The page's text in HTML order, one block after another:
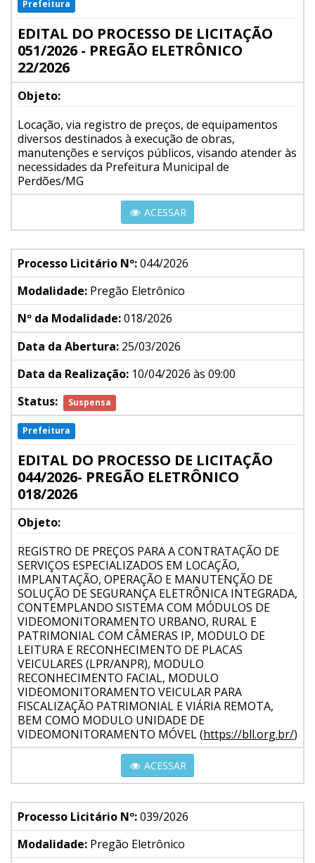
Prefeitura
EDITAL DO PROCESSO DE LICITAÇÃO
051/2026 - PREGÃO ELETRÔNICO
22/2026
Objeto:
Locação, via registro de preços, de equipamentos
diversos destinados à execução de obras,
manutenções e serviços públicos, visando atender às
necessidades da Prefeitura Municipal de
Perdões/MG
ACESSAR
Processo Licitário Nº:044/2026
Modalidade: Pregão Eletrônico
Nº da Modalidade:018/2026
Data da Abertura: 25/03/2026
Data da Realização: 10/04/2026 às 09:00
Status:
Suspensa
Prefeitura
EDITAL DO PROCESSO DE LICITAÇÃO
044/2026- PREGÃO ELETRÔNICO
018/2026
Objeto:
REGISTRO DE PREÇOS PARA A CONTRATAÇÃO DE
SERVIÇOS ESPECIALIZADOS EM LOCAÇÃO,
IMPLANTAÇÃO, OPERAÇÃO E MANUTENÇÃO DE
SOLUÇÃO DE SEGURANÇA ELETRÔNICA INTEGRADA,
CONTEMPLANDO SISTEMA COM MÓDULOS DE
VIDEOMONITORAMENTO URBANO, RURAL E
PATRIMONIAL COM CÂMERAS IP, MODULO DE
LEITURA E RECONHECIMENTO DE PLACAS
VEICULARES (LPR/ANPR), MODULO
RECONHECIMENTO FACIAL, MODULO
VIDEOMONITORAMENTO VEICULAR PARA
FISCALIZAÇÃO PATRIMONIAL E VIÁRIA REMOTA,
BEM COMO MODULO UNIDADE DE
VIDEOMONITORAMENTO MÓVEL (https://bll.org.br/)
ACESSAR
Processo Licitário Nº:039/2026
Modalidade: Pregão Eletrônico